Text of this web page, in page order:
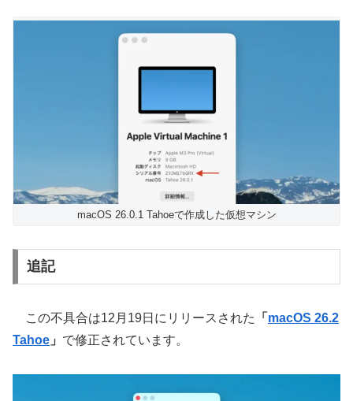
macOS 26.0.1 Tahoeで作成した仮想マシン
追記
この不具合は12月19日にリリースされた 「 macOS 26.2
Tahoe 」 で修正されています。